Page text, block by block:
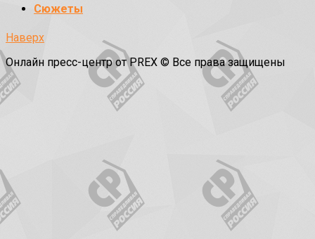
Сюжеты
Наверх
Онлайн пресс-центр от PREX © Все права защищены